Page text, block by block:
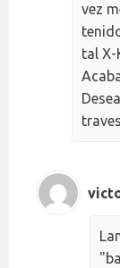
vez
tal X-